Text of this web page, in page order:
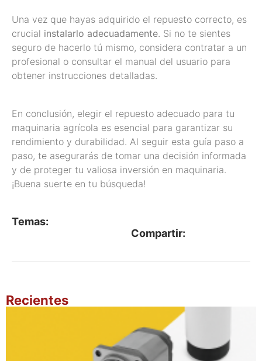
Una vez que hayas adquirido el repuesto correcto, es
crucial instalarlo adecuadamente. Si no te sientes
seguro de hacerlo tú mismo, considera contratar a un
profesional o consultar el manual del usuario para
obtener instrucciones detalladas.
En conclusión, elegir el repuesto adecuado para tu
maquinaria agrícola es esencial para garantizar su
rendimiento y durabilidad. Al seguir esta guía paso a
paso, te asegurarás de tomar una decisión informada
y de proteger tu valiosa inversión en maquinaria.
¡Buena suerte en tu búsqueda!
Temas:
Compartir:
Recientes